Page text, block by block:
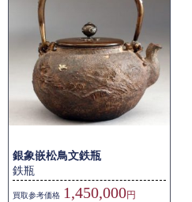
銀象嵌松鳥文鉄瓶
鉄瓶
買取参考価格 1,450,000円